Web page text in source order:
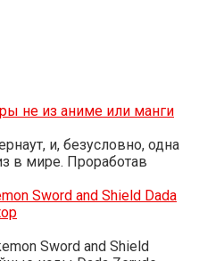
не из аниме или манги
и, безусловно, одна
в мире. Проработав
Sword and Shield Dada
Sword and Shield